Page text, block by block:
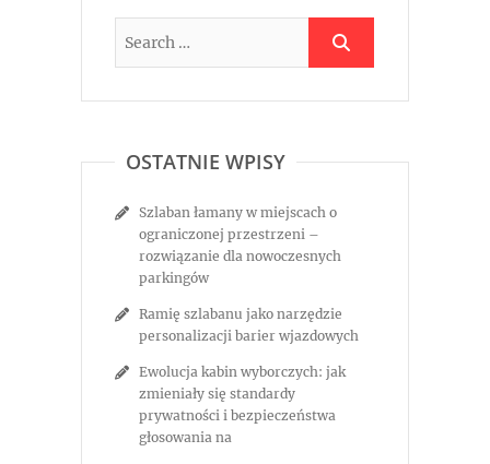
OSTATNIE WPISY
Szlaban łamany w miejscach o
ograniczonej przestrzeni –
rozwiązanie dla nowoczesnych
parkingów
Ramię szlabanu jako narzędzie
personalizacji barier wjazdowych
Ewolucja kabin wyborczych: jak
zmieniały się standardy
prywatności i bezpieczeństwa
głosowania na